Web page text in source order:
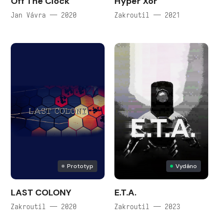
Jan Vávra — 2020 Zakroutil — 2021
Prototyp
LAST COLONY
Zakroutil — 2020
Vydáno
E.T.A.
Zakroutil — 2023